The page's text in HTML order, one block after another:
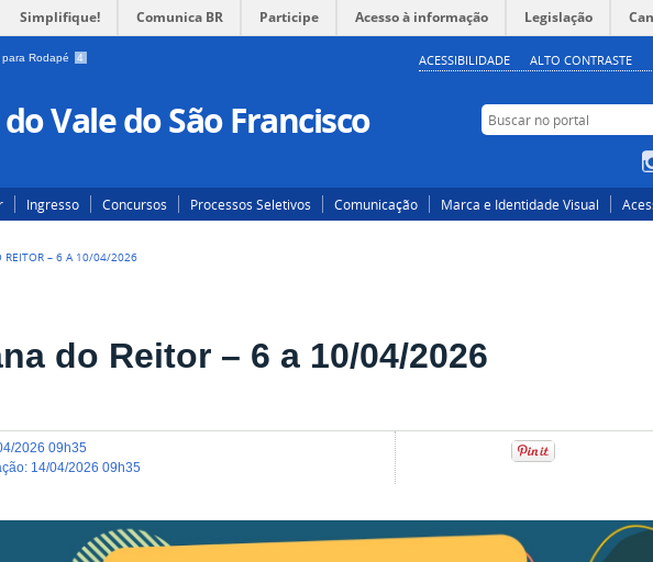
Simplifique! Comunica BR Participe Acesso à informação Legislação
para Rodapé 4 ACESSIBILIDADE ALTO CONTRASTE
Vale do São Francisco Buscar no portal
Ingresso Concursos Processos Seletivos Comunicação Marca e Identidade Visual
REITOR – 6 A 10/04/2026
do Reitor – 6 a 10/04/2026
2026 09h35
: 14/04/2026 09h35